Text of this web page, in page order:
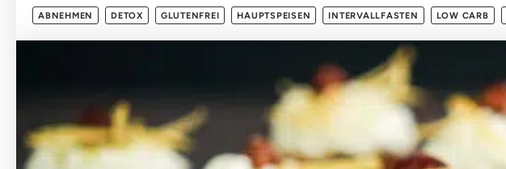
ABNEHMEN DETOX GLUTENFREI HAUPTSPEISEN INTERVALLFASTEN LOW CARB